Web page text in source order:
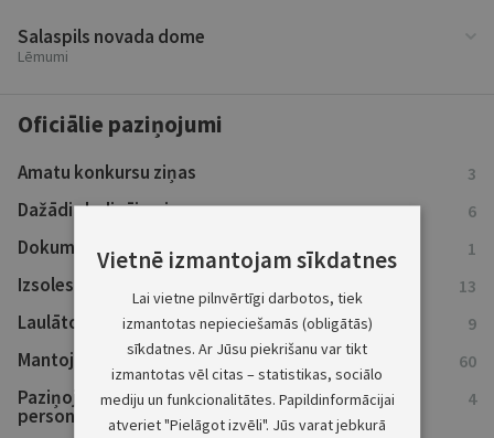
Salaspils novada dome
Lēmumi
Oficiālie paziņojumi
Amatu konkursu ziņas 3
Dažādi sludinājumi 6
Dokumentu atsaukumi 1
Izsoles 13
Laulāto mantiskās attiecības 9
Mantojumu ziņas 60
Paziņojumi kreditoriem un ieinteresētajām
personām
4
Vietnē izmantojam sīkdatnes
Lai vietne pilnvērtīgi darbotos, tiek
izmantotas nepieciešamās (obligātās)
sīkdatnes. Ar Jūsu piekrišanu var tikt
izmantotas vēl citas – statistikas, sociālo
mediju un funkcionalitātes. Papildinformācijai
atveriet "Pielāgot izvēli". Jūs varat jebkurā